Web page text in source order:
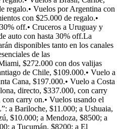
regalo.• Vuelos por Argentina con
con $25.000 de regalo.•
off.• Cruceros a Uruguay y
auto con hasta 30% off.La
disponibles tanto en los canales
de las
$272.000 con dos valijas
de Chile, $109.000.• Vuelo a
Cana, $197.000.• Vuelo a Costa
directo, $337.000, con carry
carry on.• Vuelos usando el
a Bariloche, $11.000; a Ushuaia,
$10.000; a Mendoza, $8500; a
a Tucumán, $8200; a El